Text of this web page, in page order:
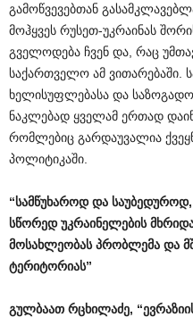
გამოწვევებთან
მოჰყვეს რუსეთ-უკრაინას
გველოდება ჩვენ და, რაც
საქართველო ამ ვითარებაში.
ხელისუფლებასა და
ნაკლებად ყველამ ერთად
რომლებიც გარდაუვალია
პოლიტიკაში.
“სამწუხაროდ და საუბედუროდ,
სწორედ უკრაინელების
მოსახლეობას პრობლემა და
ტერიტორიას”
გულბაათ რცხილაძე, “